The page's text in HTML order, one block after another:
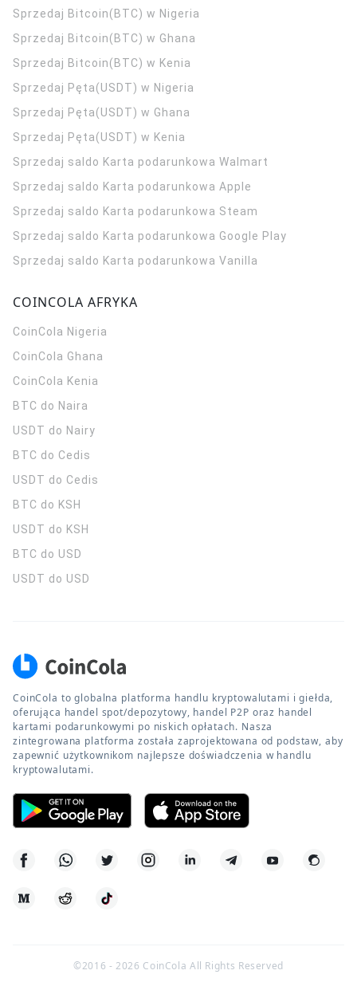
Sprzedaj Bitcoin(BTC) w Nigeria
Sprzedaj Bitcoin(BTC) w Ghana
Sprzedaj Bitcoin(BTC) w Kenia
Sprzedaj Pęta(USDT) w Nigeria
Sprzedaj Pęta(USDT) w Ghana
Sprzedaj Pęta(USDT) w Kenia
Sprzedaj saldo Karta podarunkowa Walmart
Sprzedaj saldo Karta podarunkowa Apple
Sprzedaj saldo Karta podarunkowa Steam
Sprzedaj saldo Karta podarunkowa Google Play
Sprzedaj saldo Karta podarunkowa Vanilla
COINCOLA AFRYKA
CoinCola Nigeria
CoinCola Ghana
CoinCola Kenia
BTC do Naira
USDT do Nairy
BTC do Cedis
USDT do Cedis
BTC do KSH
USDT do KSH
BTC do USD
USDT do USD
CoinCola to globalna platforma handlu kryptowalutami i giełda,
oferująca handel spot/depozytowy, handel P2P oraz handel
kartami podarunkowymi po niskich opłatach. Nasza
zintegrowana platforma została zaprojektowana od podstaw, aby
zapewnić użytkownikom najlepsze doświadczenia w handlu
kryptowalutami.
©2016 -2026 CoinCola All Rights Reserved